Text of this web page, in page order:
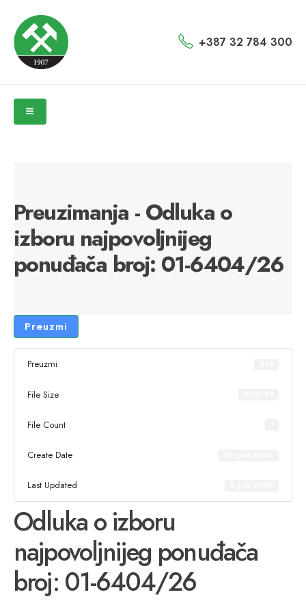
+387 32 784 300
Preuzimanja - Odluka o
izboru najpovoljnijeg
ponuđača broj: 01-6404/26
Preuzmi
Preuzmi
File Size
File Count
Create Date
Last Updated
Odluka o izboru
najpovoljnijeg ponuđača
broj: 01-6404/26